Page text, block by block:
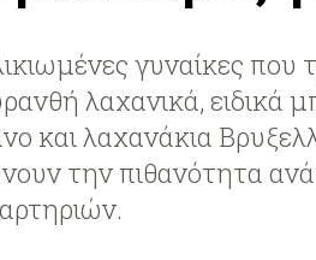
γυναίκες που
λαχανικά, ειδικά
και λαχανάκια
την πιθανότητα